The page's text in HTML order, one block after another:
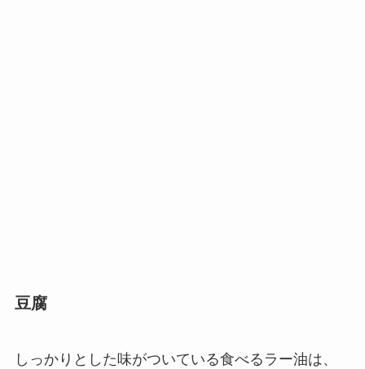
豆腐
しっかりとした味がついている食べるラー油は、